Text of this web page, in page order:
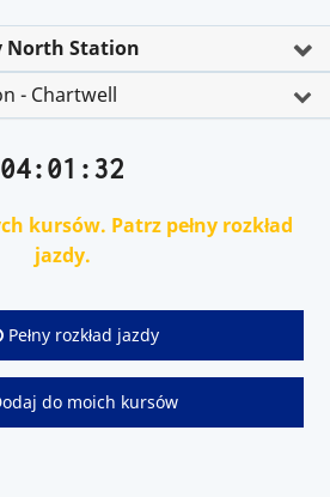
North Station
- Chartwell
04:01:32
kursów. Patrz pełny rozkład
jazdy.
Pełny rozkład jazdy
do moich kursów